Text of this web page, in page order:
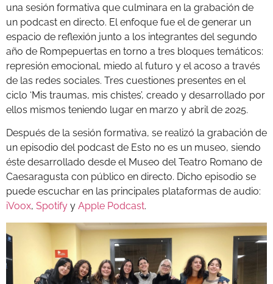
una sesión formativa que culminara en la grabación de
un podcast en directo. El enfoque fue el de generar un
espacio de reflexión junto a los integrantes del segundo
año de Rompepuertas en torno a tres bloques temáticos:
represión emocional, miedo al futuro y el acoso a través
de las redes sociales. Tres cuestiones presentes en el
ciclo ‘Mis traumas, mis chistes’, creado y desarrollado por
ellos mismos teniendo lugar en marzo y abril de 2025.
Después de la sesión formativa, se realizó la grabación de
un episodio del podcast de Esto no es un museo, siendo
éste desarrollado desde el Museo del Teatro Romano de
Caesaragusta con público en directo. Dicho episodio se
puede escuchar en las principales plataformas de audio:
iVoox, Spotify y Apple Podcast.